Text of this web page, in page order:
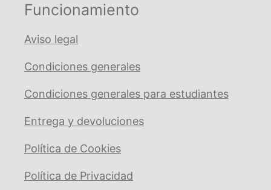
Funcionamiento
Aviso legal
Condiciones generales
Condiciones generales para estudiantes
Entrega y devoluciones
Política de Cookies
Política de Privacidad